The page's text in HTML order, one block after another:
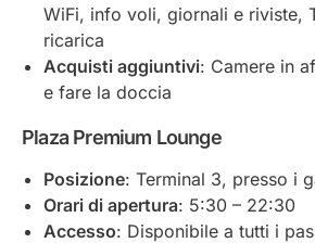
WiFi, info voli, giornali e riviste,
ricarica
Acquisti aggiuntivi: Camere in
e fare la doccia
Plaza Premium Lounge
Posizione: Terminal 3, presso i
Orari di apertura: 5:30 – 22:30
Accesso: Disponibile a tutti i